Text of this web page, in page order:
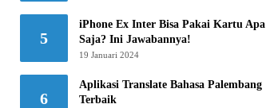
5
iPhone Ex Inter Bisa Pakai Kartu Apa
Saja? Ini Jawabannya!
19 Januari 2024
6
Aplikasi Translate Bahasa Palembang
Terbaik